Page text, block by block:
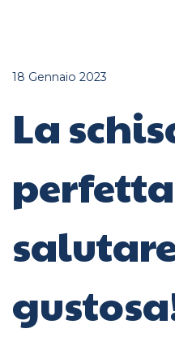
18 Gennaio 2023
La